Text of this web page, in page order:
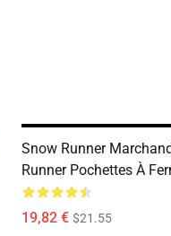
Snow Runner
Runner Pochettes À
19,82 € $21.55